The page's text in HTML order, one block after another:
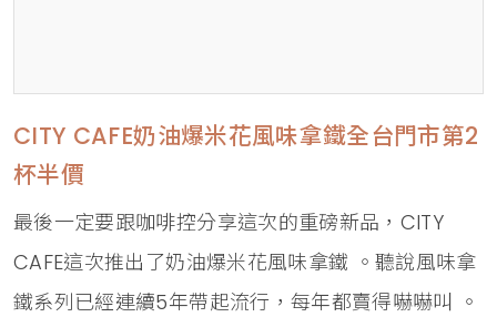
CITY CAFE奶油爆米花風味拿鐵全台門市第2
杯半價
最後一定要跟咖啡控分享這次的重磅新品，CITY
CAFE這次推出了奶油爆米花風味拿鐵 。聽說風味拿
鐵系列已經連續5年帶起流行，每年都賣得嚇嚇叫 。